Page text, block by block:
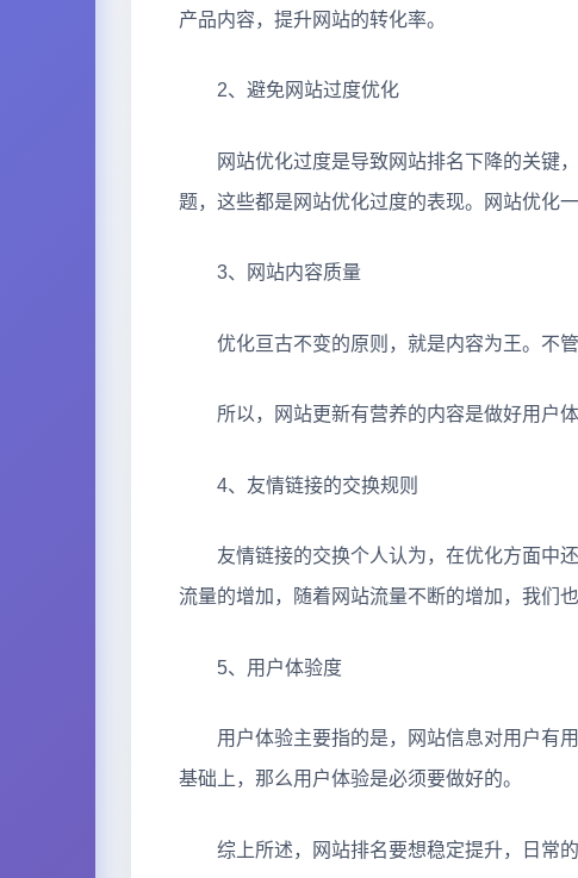
产品内容，提升网站的转化率。
2、避免网站过度优化
网站优化过度是导致网站排名下降的关键，
题，这些都是网站优化过度的表现。网站优化
3、网站内容质量
优化亘古不变的原则，就是内容为王。不管
所以，网站更新有营养的内容是做好用户体
4、友情链接的交换规则
友情链接的交换个人认为，在优化方面中还
流量的增加，随着网站流量不断的增加，我们
5、用户体验度
用户体验主要指的是，网站信息对用户有用
基础上，那么用户体验是必须要做好的。
综上所述，网站排名要想稳定提升，日常的